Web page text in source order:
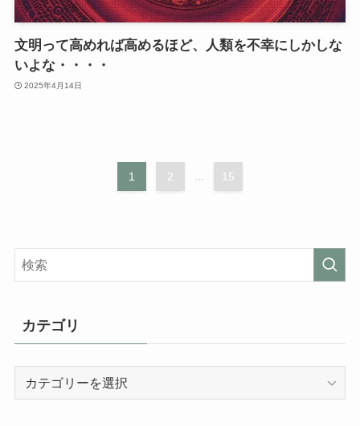
文明って高めれば高めるほど、人類を不幸にしかしな
いよな・・・・
2025年4月14日
1 2 ... 15
カテゴリ